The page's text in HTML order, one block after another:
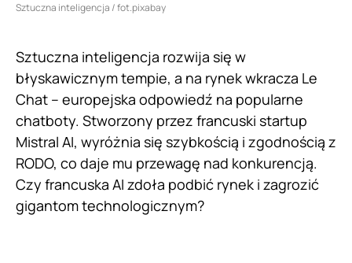
Sztuczna inteligencja / fot.pixabay
Sztuczna inteligencja rozwija się w
błyskawicznym tempie, a na rynek wkracza Le
Chat – europejska odpowiedź na popularne
chatboty. Stworzony przez francuski startup
Mistral AI, wyróżnia się szybkością i zgodnością z
RODO, co daje mu przewagę nad konkurencją.
Czy francuska AI zdoła podbić rynek i zagrozić
gigantom technologicznym?